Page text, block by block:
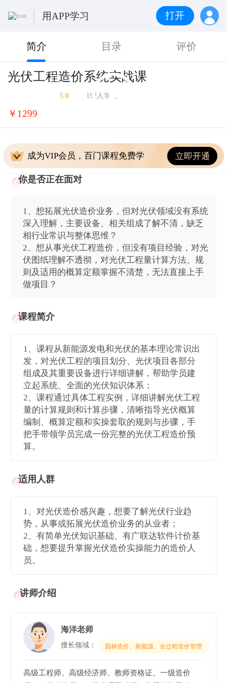
用APP学习 打开
简介 目录 评价
光伏工程造价系统实战课
5.0 192人学习
￥1299
成为VIP会员，百门课程免费学 立即开通
你是否正在面对
1、想拓展光伏造价业务，但对光伏领域没有系统
深入理解，主要设备、相关组成了解不清，缺乏
相行业常识与整体思维？
2、想从事光伏工程造价，但没有项目经验，对光
伏图纸理解不透彻，对光伏工程量计算方法、规
则及适用的概算定额掌握不清楚，无法直接上手
做项目？
课程简介
1、课程从新能源发电和光伏的基本理论常识出
发，对光伏工程的项目划分、光伏项目各部分
组成及其重要设备进行详细讲解，帮助学员建
立起系统、全面的光伏知识体系；
2、课程通过具体工程实例，详细讲解光伏工程
量的计算规则和计算步骤，清晰指导光伏概算
编制、概算定额和实操套取的规则与步骤，手
把手带领学员完成一份完整的光伏工程造价预
算。
适用人群
1、对光伏造价感兴趣，想要了解光伏行业趋
势，从事或拓展光伏造价业务的从业者；
2、有简单光伏知识基础、有广联达软件计价基
础，想要提升掌握光伏造价实操能力的造价人
员。
讲师介绍
海洋老师
擅长领域： 园林造价、新能源、全过程造价管理
高级工程师、高级经济师、教师资格证、一级造价